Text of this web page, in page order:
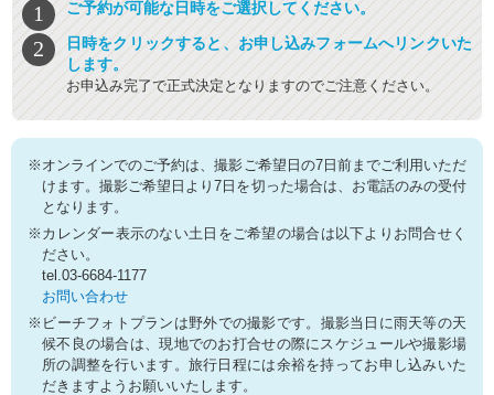
ご予約が可能な日時をご選択してください。
日時をクリックすると、お申し込みフォームへリンクいた
します。
お申込み完了で正式決定となりますのでご注意ください。
※オンラインでのご予約は、撮影ご希望日の7日前までご利用いただ
けます。撮影ご希望日より7日を切った場合は、お電話のみの受付
となります。
※カレンダー表示のない土日をご希望の場合は以下よりお問合せく
ださい。
tel.03-6684-1177
お問い合わせ
※ビーチフォトプランは野外での撮影です。撮影当日に雨天等の天
候不良の場合は、現地でのお打合せの際にスケジュールや撮影場
所の調整を行います。旅行日程には余裕を持ってお申し込みいた
だきますようお願いいたします。